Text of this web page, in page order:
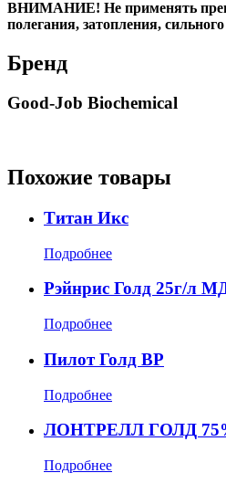
ВНИМАНИЕ! Не применять
полегания, затопления,
Бренд
Good-Job Biochemical
Похожие товары
Титан Икс
Подробнее
Рэйнрис Голд 25г/л
Подробнее
Пилот Голд ВР
Подробнее
ЛОНТРЕЛЛ ГОЛД
Подробнее